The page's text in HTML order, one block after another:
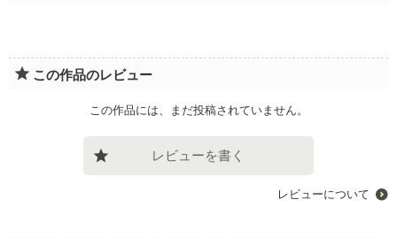
この作品のレビュー
この作品には、まだ投稿されていません。
レビューを書く
レビューについて